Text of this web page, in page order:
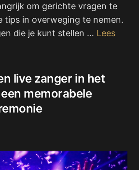
om gerichte vragen te
tips in overweging te nemen.
die je kunt stellen … Lees
live zanger in het
memorabele